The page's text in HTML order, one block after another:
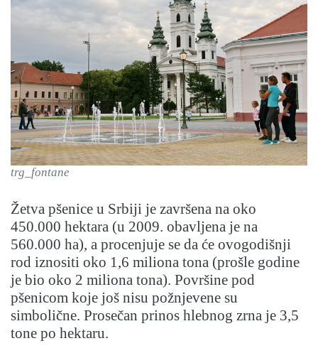
trg_fontane
Žetva pšenice u Srbiji je završena na oko
450.000 hektara (u 2009. obavljena je na
560.000 ha), a procenjuje se da će ovogodišnji
rod iznositi oko 1,6 miliona tona (prošle godine
je bio oko 2 miliona tona). Površine pod
pšenicom koje još nisu požnjevene su
simbolične. Prosečan prinos hlebnog zrna je 3,5
tone po hektaru.